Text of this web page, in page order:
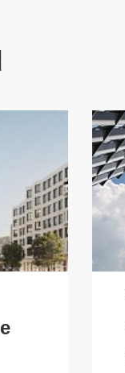
ПОКУПАТЕЛЯМ
Акции
Ипотека